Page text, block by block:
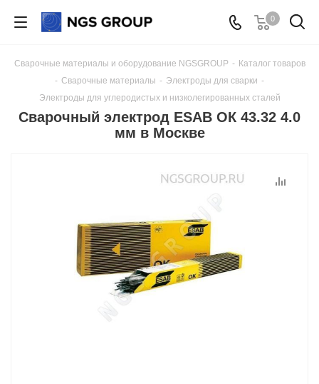
0
Сварочные материалы и оборудование NGSGROUP - Каталог товаров
- Сварочные материалы - Электроды для сварки -
Электроды для углеродистых и низколегированных сталей
Сварочный электрод ESAB ОК 43.32 4.0
мм в Москве